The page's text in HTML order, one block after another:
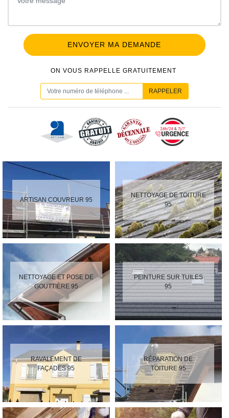
ON VOUS RAPPELLE GRATUITEMENT
ARTISAN COUVREUR 95
NETTOYAGE DE TOITURE
95
NETTOYAGE ET POSE DE
GOUTTIÈRE 95
PEINTURE SUR TUILES
95
RAVALEMENT DE
FAÇADES 95
RÉPARATION DE
TOITURE 95